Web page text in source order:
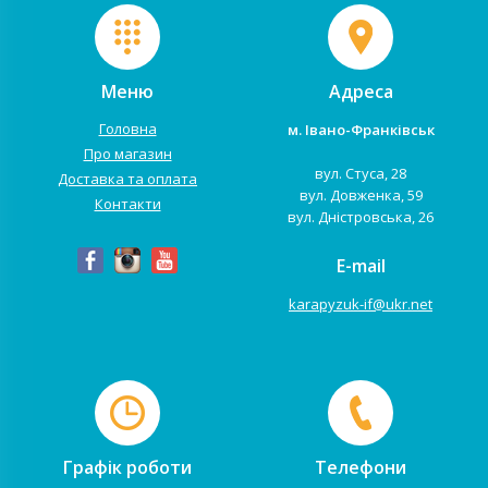
Меню
Головна
Про магазин
Доставка та оплата
Контакти
Адреса
м. Івано-Франківськ
вул. Стуса, 28
вул. Довженка, 59
вул. Дністровська, 26
E-mail
karapyzuk-if@ukr.net
Графік роботи Телефони